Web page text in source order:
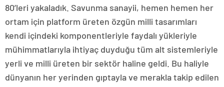
80’leri yakaladık. Savunma sanayii, hemen hemen her
ortam için platform üreten özgün milli tasarımları
kendi içindeki komponentleriyle faydalı yükleriyle
mühimmatlarıyla ihtiyaç duyduğu tüm alt sistemleriyle
yerli ve milli üreten bir sektör haline geldi. Bu haliyle
dünyanın her yerinden gıptayla ve merakla takip edilen